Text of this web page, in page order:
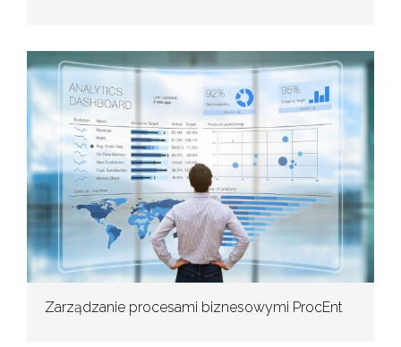
Zarządzanie procesami biznesowymi ProcEnt